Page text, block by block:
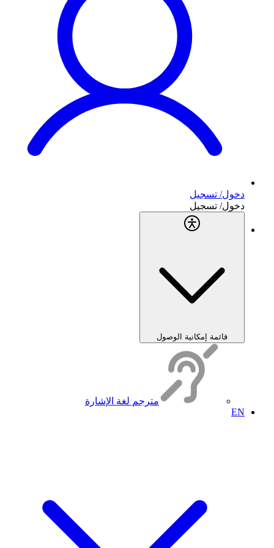
دخول/ تسجيل
دخول/ تسجيل
قائمة إمكانية الوصول
مترجم لغة الإشارة
EN